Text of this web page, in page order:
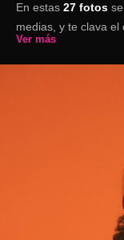
En estas 27 fotos
medias, y te clava el
Ver más